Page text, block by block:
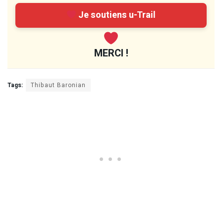
Je soutiens u-Trail
MERCI !
Tags: Thibaut Baronian